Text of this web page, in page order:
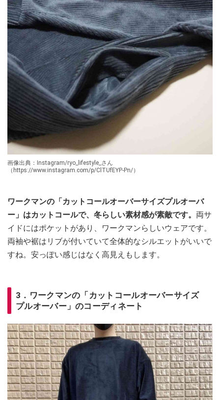
画像出典：Instagram/ryo_lifestyle_さん
（https://www.instagram.com/p/ClTUfEYP-Pn/）
ワークマンの「カットコールオーバーサイズプルオーバ
ー」はカットコールで、冬らしい素材感が素敵です。 両サ
イドにはポケットがあり、ワークマンらしいウェアです。
両袖や裾はリブが付いていて全体的なシルエットがいいで
すね。安っぽい感じはなく高見えもします。
3．ワークマンの「カットコールオーバーサイズ
プルオーバー」のコーディネート